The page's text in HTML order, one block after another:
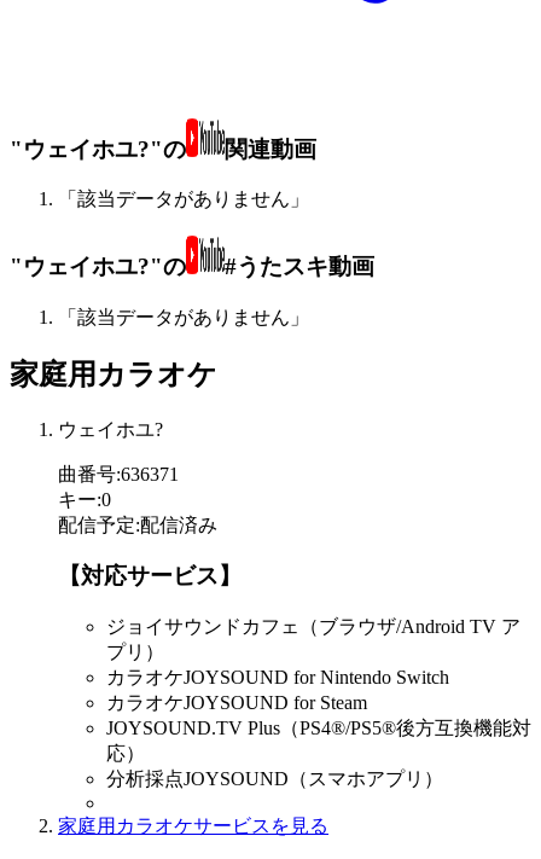
"ウェイホユ?"の 関連動画
「該当データがありません」
"ウェイホユ?"の #うたスキ動画
「該当データがありません」
家庭用カラオケ
ウェイホユ?
曲番号:636371
キー:0
配信予定:配信済み
【対応サービス】
ジョイサウンドカフェ（ブラウザ/Android TV ア
プリ）
カラオケJOYSOUND for Nintendo Switch
カラオケJOYSOUND for Steam
JOYSOUND.TV Plus（PS4®/PS5®後方互換機能対
応）
分析採点JOYSOUND（スマホアプリ）
家庭用カラオケサービスを見る